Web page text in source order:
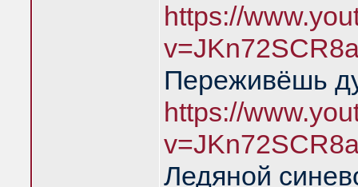
https://
Переживёшь
https://
Ледяной